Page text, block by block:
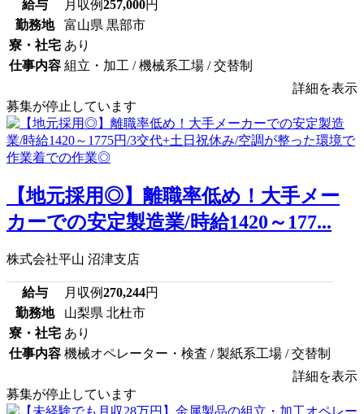
給与 月収例257,000円
勤務地
富山県 黒部市
寮・社宅 あり
仕事内容 組立・加工 / 機械系工場 / 交替制
詳細を表示
募集が停止しています
【地元採用◎】離職率低め！大手メー
カーでの安定製造業/時給1420～177...
株式会社平山 沼津支店
給与 月収例270,244円
勤務地
山梨県 北杜市
寮・社宅 あり
仕事内容 機械オペレーター・検査 / 製紙系工場 / 交替制
詳細を表示
募集が停止しています